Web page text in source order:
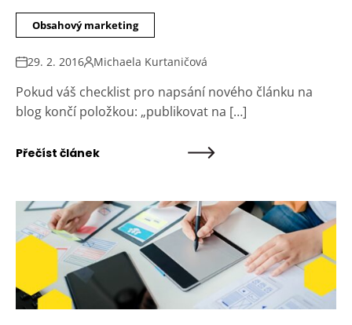
Obsahový marketing
29. 2. 2016 Michaela Kurtaničová
Pokud váš checklist pro napsání nového článku na
blog končí položkou: „publikovat na […]
Přečíst článek